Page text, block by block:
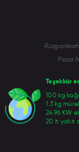
Teşekkür
100 kg
1.3 kg
24.96 KW
20 lt yakıt
Plaza